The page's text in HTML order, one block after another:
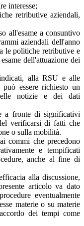
interesse;
retributive aziendali,
all'esame a consuntivo
aziendali dell'anno
le politiche retributive e
dell'attuazione dei
alla RSU e alle
essere richiesto un
notizie e dei dati
a fronte di significativi
verificarsi di fatti che
o sulla mobilità.
commi che precedono
e tempificati
anche al fine di
alla discussione,
articolo va dato
eventualmente
materie o su materie
dei tempi come